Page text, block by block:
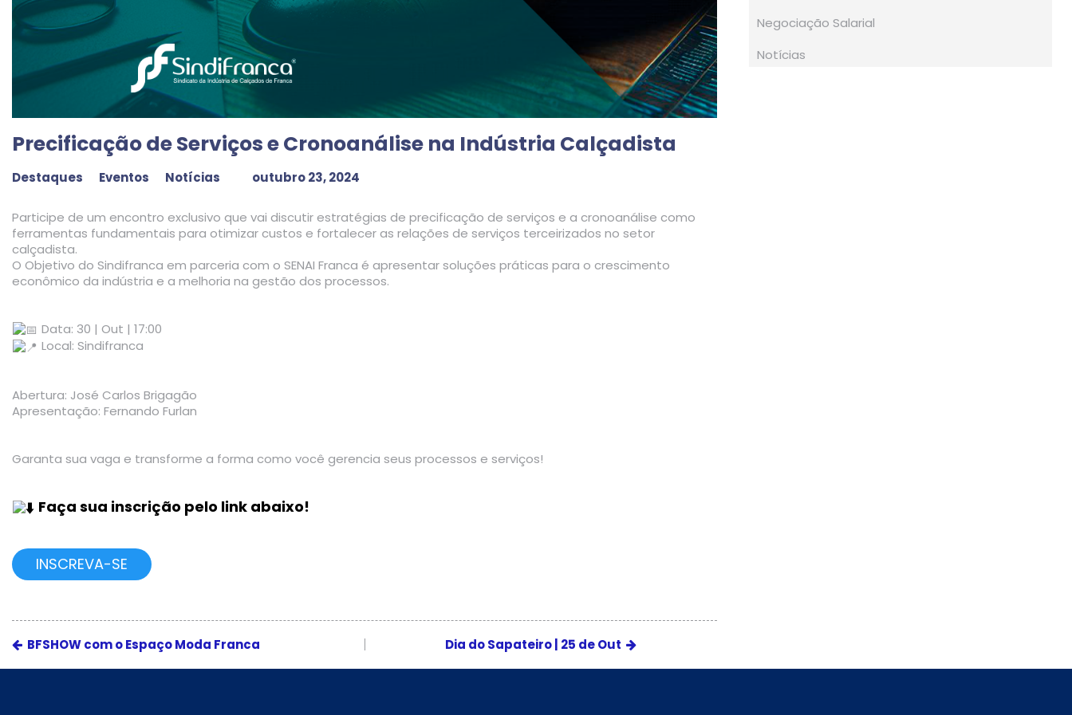
Precificação de Serviços e Cronoanálise na Indústria Calçadista
Destaques Eventos Notícias outubro 23, 2024
Participe de um encontro exclusivo que vai discutir estratégias de precificação de serviços e a cronoanálise como
ferramentas fundamentais para otimizar custos e fortalecer as relações de serviços terceirizados no setor
calçadista.
O Objetivo do Sindifranca em parceria com o SENAI Franca é apresentar soluções práticas para o crescimento
econômico da indústria e a melhoria na gestão dos processos.
Data: 30 | Out | 17:00
Local: Sindifranca
Abertura: José Carlos Brigagão
Apresentação: Fernando Furlan
Garanta sua vaga e transforme a forma como você gerencia seus processos e serviços!
Faça sua inscrição pelo link abaixo!
INSCREVA-SE
BFSHOW com o Espaço Moda Franca Dia do Sapateiro | 25 de Out
Negociação Salarial
Notícias